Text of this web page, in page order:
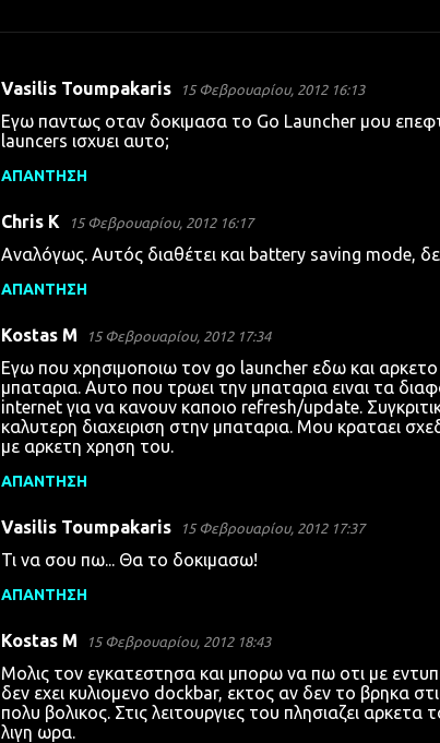
Vasilis Toumpakaris 15 Φεβρουαρίου, 2012 16:13
Εγω παντως οταν δοκιμασα το Go Launcher μου
launcers ισχυει αυτο;
ΑΠΆΝΤΗΣΗ
Chris K 15 Φεβρουαρίου, 2012 16:17
Αναλόγως. Αυτός διαθέτει και battery saving mode,
ΑΠΆΝΤΗΣΗ
Kostas M 15 Φεβρουαρίου, 2012 17:34
Εγω που χρησιμοποιω τον go launcher εδω και
μπαταρια. Αυτο που τρωει την μπαταρια ειναι τα
internet για να κανουν καποιο refresh/update.
καλυτερη διαχειριση στην μπαταρια. Μου κραταει
με αρκετη χρηση του.
ΑΠΆΝΤΗΣΗ
Vasilis Toumpakaris 15 Φεβρουαρίου, 2012 17:37
Τι να σου πω... Θα το δοκιμασω!
ΑΠΆΝΤΗΣΗ
Kostas M 15 Φεβρουαρίου, 2012 18:43
Μολις τον εγκατεστησα και μπορω να πω οτι με
δεν εχει κυλιομενο dockbar, εκτος αν δεν το βρηκα
πολυ βολικος. Στις λειτουργιες του πλησιαζει
λιγη ωρα.